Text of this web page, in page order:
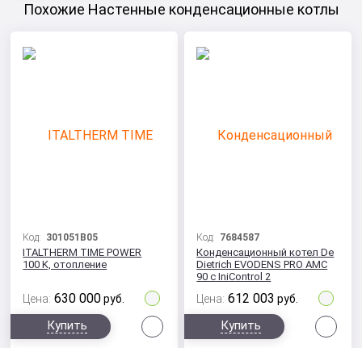
Похожие Настенные конденсационные котлы
Код: 301051B05
ITALTHERM TIME POWER
100 K, отопление
Цена: 630 000 руб.
Купить
Код: 7684587
Конденсационный котел De
Dietrich EVODENS PRO AMC
90 c IniControl 2
Цена: 612 003 руб.
Купить